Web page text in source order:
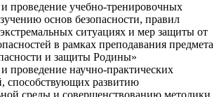
и проведение учебно-тренировочных
основ безопасности, правил
ситуациях и мер защиты от
в рамках преподавания предмета
и защиты Родины»
проведение научно-практических
способствующих развитию
среды и совершенствованию методики